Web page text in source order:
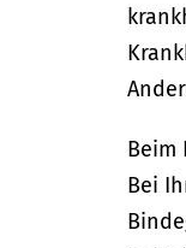
Beim
Bei